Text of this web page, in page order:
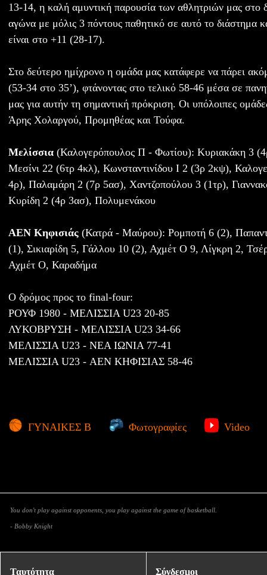
13-14, η καλή αμυντική παρουσία των αθλητριών μας στο
αγώνα με μόλις 3 πόντους παθητικό σε αυτό το διάστημα
είναι στο +11 (28-17).
Στο δεύτερο ημίχρονο η ομάδα μας κατάφερε να πάρει
(53-34 στο 35’), φτάνοντας στο τελικό 58-46 μέσα σε
μας για αυτήν τη σημαντική πρόκριση. Οι υπόλοιπες
Άρης Χολαργού, Προμηθέας και Τούφα.
Μελίσσια (Καλογερόπουλος Π - Φωτίου): Κυριακάκη 3
Μεσίνι 22 (6τρ 4κλ), Κωνσταντινίδου Ι 2 (3ρ 2κψ),
4ρ), Παλαμάρη 2 (7ρ 5ασ), Χαντζοπούλου 3 (1τρ),
Κυρίδη 2 (4ρ 3ασ), Πολυμενάκου
ΑΕΝ Κηφισιάς (Κατρά - Μαύρου): Ρομποτή 6 (2),
(1), Σικιαρίδη 5, Γάλλου 10 (2), Αχμέτ Ο 9, Λίγκρη 2,
Αχμέτ Ο, Καραδήμα
Ο δρόμος προς το final-four:
ΡΟΥΦ 1980 - ΜΕΛΙΣΣΙΑ U23 20-85
ΛΥΚΟΒΡΥΣΗ - ΜΕΛΙΣΣΙΑ U23 34-66
ΜΕΛΙΣΣΙΑ U23 - ΝΕΑ ΙΩΝΙΑ 77-41
ΜΕΛΙΣΣΙΑ U23 - ΑΕΝ ΚΗΦΙΣΙΑΣ 58-46
ΓΥΝΑΙΚΕΣ Β Φωτογραφίες Video
You don't play against opponents, you play against the game of basketball.
- Bobby Knight
Ταυτότητα Σύνδεσμοι